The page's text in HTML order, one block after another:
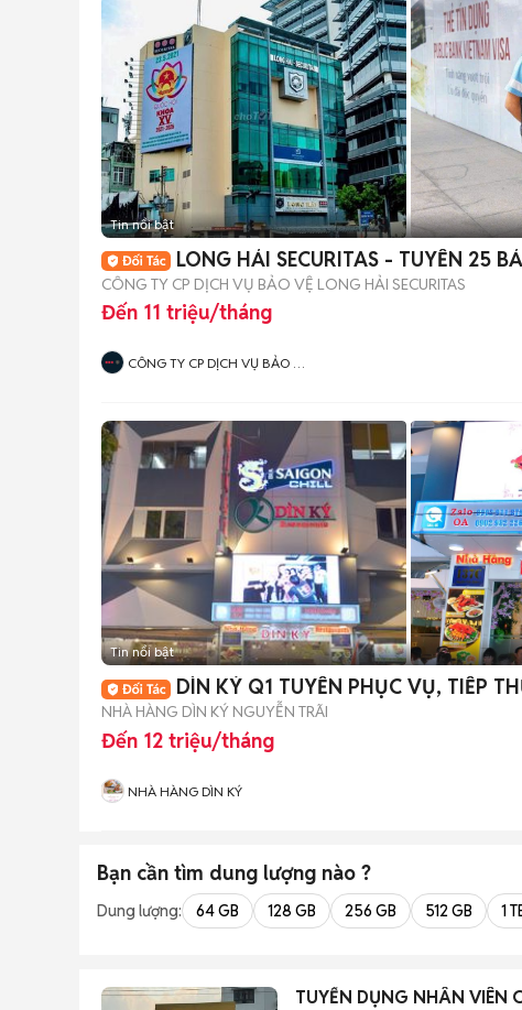
Tin nổi bật
LONG HẢI SECURITAS - TUYỂN 25
CÔNG TY CP DỊCH VỤ BẢO VỆ LONG HẢI SECURITAS
Đến 11 triệu/tháng
CÔNG TY CP DỊCH VỤ BẢO VỆ
Tin nổi bật
DÌN KÝ Q1 TUYỂN PHỤC VỤ, TIẾP
NHÀ HÀNG DÌN KÝ NGUYỄN TRÃI
Đến 12 triệu/tháng
NHÀ HÀNG DÌN KÝ
Bạn cần tìm dung lượng nào ?
Dung lượng: 64 GB 128 GB 256 GB 512 GB 1
TUYỂN DỤNG NHÂN VIÊN